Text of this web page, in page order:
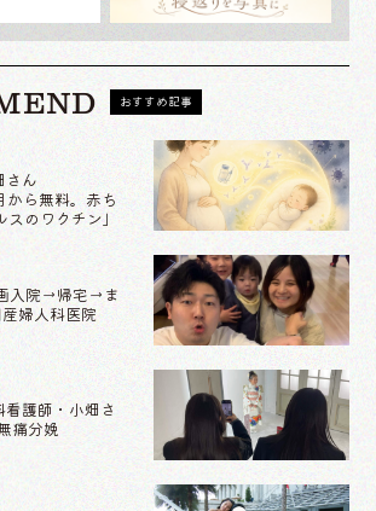
おすすめ記事
さん
ら無料。赤ち
スのワクチン」
入院→帰宅→ま
婦人科医院
護師・小畑さ
痛分娩